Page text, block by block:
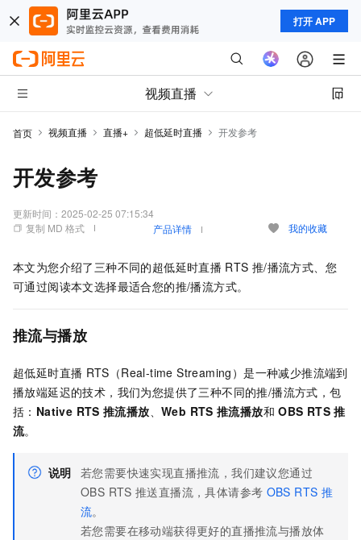
打开 APP
视频直播
首页 视频直播 直播+ 超低延时直播 开发参考
开发参考
更新时间： 2025-02-25 07:15:34
复制 MD 格式
产品详情 我的收藏
本文为您介绍了三种不同的超低延时直播 RTS 推/播流方式、您
可通过阅读本文选择最适合您的推/播流方式。
推流与播放
超低延时直播 RTS（Real-time Streaming）是一种减少推流端到
播放端延迟的技术，我们为您提供了三种不同的推/播流方式，包
括： Native RTS 推流播放、Web RTS 推流播放和 OBS RTS 推
流。
说明 若您需要快速实现直播推流，我们建议您通过
OBS RTS 推送直播流，具体请参考 OBS RTS 推
流。
若您需要在移动端获得更好的直播推流与播放体